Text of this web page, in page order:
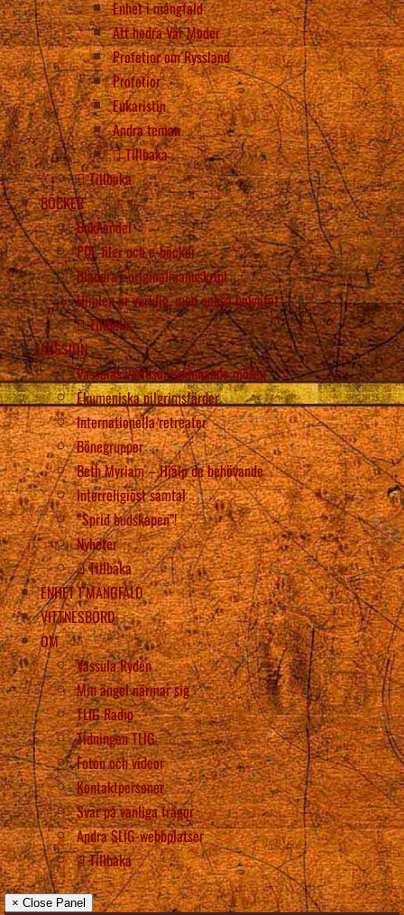
Enhet i mångfald
Att hedra Vår Moder
Profetior om Ryssland
Profetior
Eukaristin
Andra teman
Tillbaka
Tillbaka
BÖCKER
Bokhandel
PDF-filer och e-böcker
Bläddra i originalmanuskript
Himlen är verklig, men också helvetet
Tillbaka
MISSION
Vassulas världsomspännande möten
Ekumeniska pilgrimsfärder
Internationella retreater
Bönegrupper
Beth Myriam – Hjälp de behövande
Interreligiöst samtal
“Sprid budskapen”!
Nyheter
Tillbaka
ENHET I MÅNGFALD
VITTNESBÖRD
OM
Vassula Rydén
Min ängel närmar sig
TLIG Radio
Tidningen TLIG
Foton och videor
Kontaktpersoner
Svar på vanliga frågor
Andra SLIG-webbplatser
Tillbaka
× Close Panel